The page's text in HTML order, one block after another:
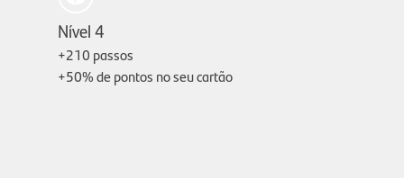
Nível 4
+210 passos
+50%de pontos no seu cartão